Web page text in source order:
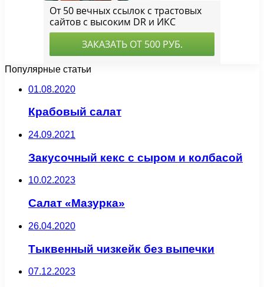
Популярные статьи
01.08.2020
Крабовый салат
24.09.2021
Закусочный кекс с сыром и колбасой
10.02.2023
Салат «Мазурка»
26.04.2020
Тыквенный чизкейк без выпечки
07.12.2023